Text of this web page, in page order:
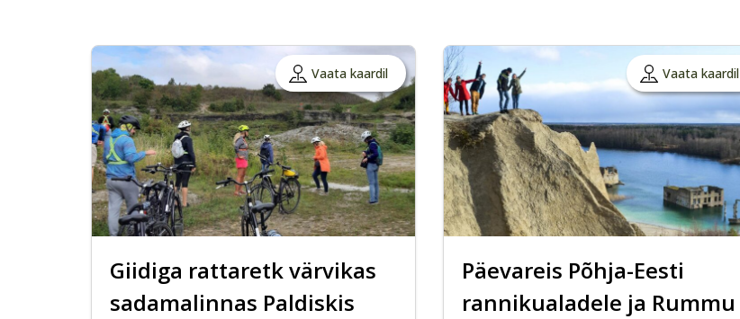
Vaata kaardil
Giidiga rattaretk värvikas
sadamalinnas Paldiskis
Vaata kaardil
Päevareis Põhja-Eesti
rannikualadele ja Rummu